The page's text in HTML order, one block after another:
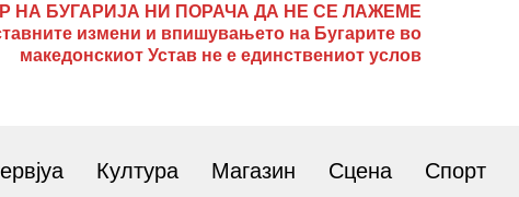
НА БУГАРИЈА НИ ПОРАЧА ДА НЕ СЕ ЛАЖЕМЕ
измени и впишувањето на Бугарите во
македонскиот Устав не е единствениот услов
Култура Магазин Сцена Спорт